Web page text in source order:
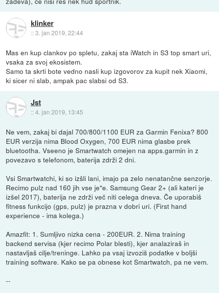
klinker
::3. jan 2019, 22:44
Mas en kup clankov po spletu, zakaj sta iWatch in S3 top smart uri,
vsaka za svoj ekosistem.
Samo ta skrti bote vedno nasli kup izgovorov za kupit nek Xiaomi,
ki sicer ni slab, ampak pac slabsi od S3.
Jst
::4. jan 2019, 13:45
Ne vem, zakaj bi dajal 700/800/1100 EUR za Garmin Fenixa? 800
EUR verzija nima Blood Oxygen, 700 EUR nima glasbe prek
bluetootha. Vseeno je Smartwatch omejen na apps.garmin in z
povezavo s telefonom, baterija zdrži 2 dni.
Vsi Smartwatchi, ki so izšli lani, imajo pa zelo nenatančne senzorje.
Recimo pulz nad 160 jih vse je*e. Samsung Gear 2+ (ali kateri je
izšel 2017), baterija ne zdrži več niti celega dneva. Če uporabiš
fitness funkcijo (gps, pulz) je prazna v dobri uri. (First hand
experience - ima kolega.)
Amazfit: 1. Sumljivo nizka cena - 200EUR. 2. Nima training
backend servisa (kjer recimo Polar blesti), kjer analaziraš in
nastavljaš cilje/treninge. Lahko pa vsaj izvoziš podatke v boljši
training software. Kako se pa obnese kot Smartwatch, pa ne vem.
--